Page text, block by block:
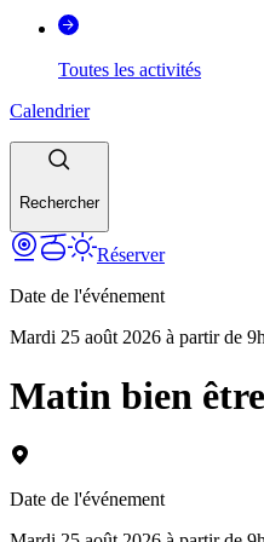
Toutes les activités
Calendrier
Rechercher
Réserver
Date de l'événement
Mardi 25 août 2026 à partir de
Matin bien
Date de l'événement